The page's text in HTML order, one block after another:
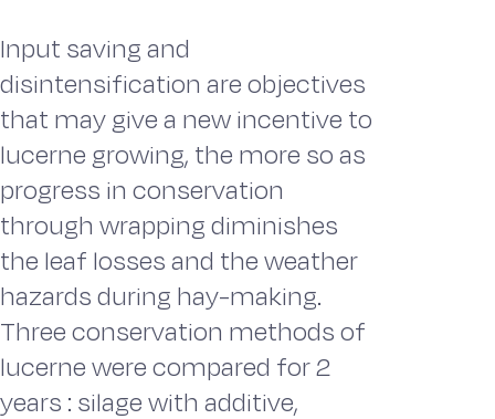
Input saving and
disintensification are objectives
that may give a new incentive to
lucerne growing, the more so as
progress in conservation
through wrapping diminishes
the leaf losses and the weather
hazards during hay-making.
Three conservation methods of
lucerne were compared for 2
years : silage with additive,